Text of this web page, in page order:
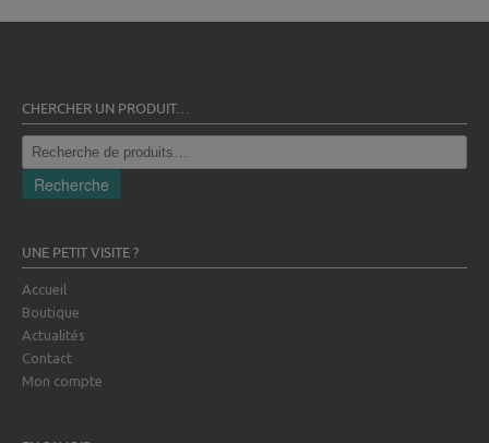
CHERCHER UN PRODUIT…
Recherche
pour :
Recherche
UNE PETIT VISITE ?
Accueil
Boutique
Actualités
Contact
Mon compte